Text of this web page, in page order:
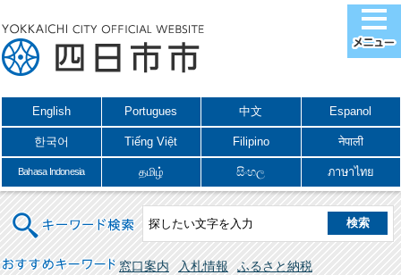
English Portugues 中文 Espanol
한국어 Tiếng Việt Filipino नेपाली
Bahasa Indonesia தமிழ் සිංහල ภาษาไทย
キーワード検索
おすすめキーワード 窓口案内 入札情報
ふるさと納税